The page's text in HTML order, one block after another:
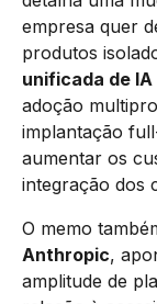
empresa quer
produtos
unificada de
adoção
implantação
aumentar os
integração dos
O memo
Anthropic,
amplitude de